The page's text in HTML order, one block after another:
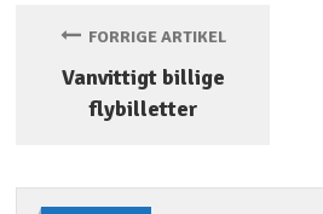
FORRIGE ARTIKEL
Vanvittigt billige
flybilletter